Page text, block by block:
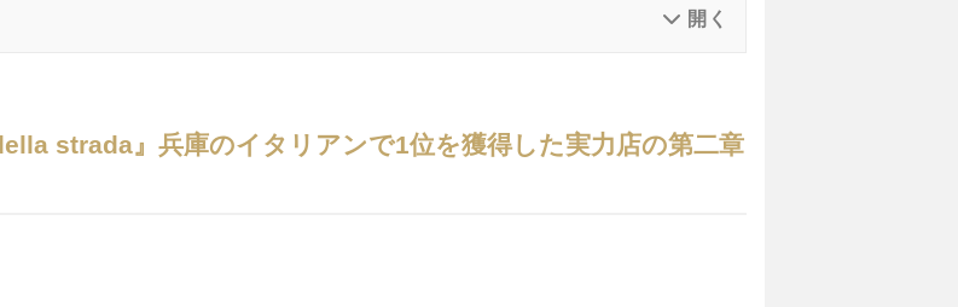
strada』兵庫のイタリアンで1位を獲得した実力店の第二章